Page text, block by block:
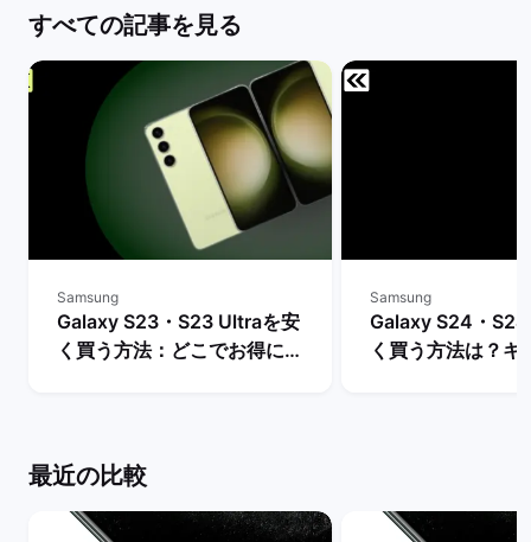
すべての記事を見る
Samsung
Galaxy S23・S23 Ultraを安
く買う方法：どこでお得に購
Samsung
Galaxy S24・
く買う方法は？キ
最近の比較